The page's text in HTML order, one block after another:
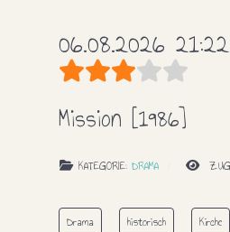
06.08.2026 21:22
Bewertung: 3/
Mission [1986]
KATEGORIE: DRAMA
Drama historisch Kirche